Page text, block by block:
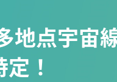
地点宇宙
！